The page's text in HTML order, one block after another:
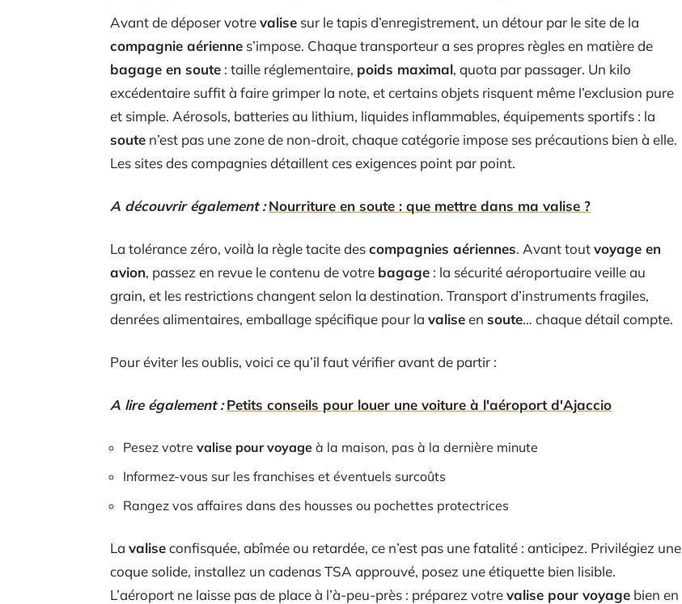
Avant de déposer votrevalise sur le tapis d’enregistrement, un détour par le site de la
compagnie aérienne s’impose. Chaque transporteur a ses propres règles en matière de
bagage en soute : taille réglementaire, poids maximal, quota par passager. Un kilo
excédentaire suffit à faire grimper la note, et certains objets risquent même l’exclusion pure
et simple. Aérosols, batteries au lithium, liquides inflammables, équipements sportifs : la
soute n’est pas une zone de non-droit, chaque catégorie impose ses précautions bien à elle.
Les sites des compagnies détaillent ces exigences point par point.
A découvrir également : Nourriture en soute : que mettre dans ma valise ?
La tolérance zéro, voilà la règle tacite descompagnies aériennes. Avant toutvoyage en
avion, passez en revue le contenu de votre bagage : la sécurité aéroportuaire veille au
grain, et les restrictions changent selon la destination. Transport d’instruments fragiles,
denrées alimentaires, emballage spécifique pour la valiseen soute… chaque détail compte.
Pour éviter les oublis, voici ce qu’il faut vérifier avant de partir :
A lire également : Petits conseils pour louer une voiture à l'aéroport d'Ajaccio
Pesez votre valise pour voyage à la maison, pas à la dernière minute
Informez-vous sur les franchises et éventuels surcoûts
Rangez vos affaires dans des housses ou pochettes protectrices
La valiseconfisquée, abîmée ou retardée, ce n’est pas une fatalité : anticipez. Privilégiez une
coque solide, installez un cadenas TSA approuvé, posez une étiquette bien lisible.
L’aéroport ne laisse pas de place à l’à-peu-près : préparez votrevalise pour voyage bien en